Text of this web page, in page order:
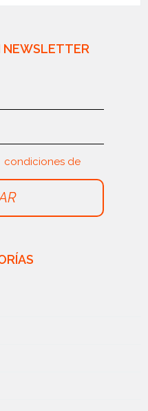
NEWSLETTER
condiciones de